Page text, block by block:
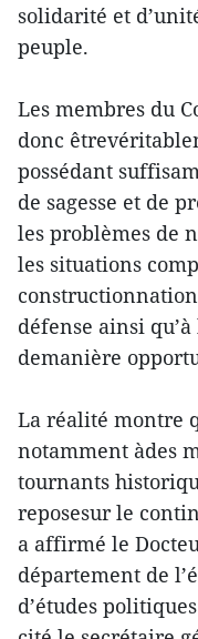
solidarité et
peuple.
Les membres du
donc
possédant
de sagesse et de
les problèmes de
les situations
défense ainsi
demanière
La réalité montre
notamment àdes
tournants
reposesur le
a affirmé le
département de
d’études